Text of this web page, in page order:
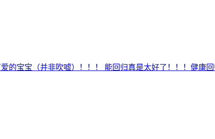
的宝宝（并非吹嘘）！！！ 能回归真是太好了！！！健康回